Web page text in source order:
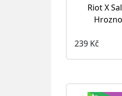
Riot X
239 Kč